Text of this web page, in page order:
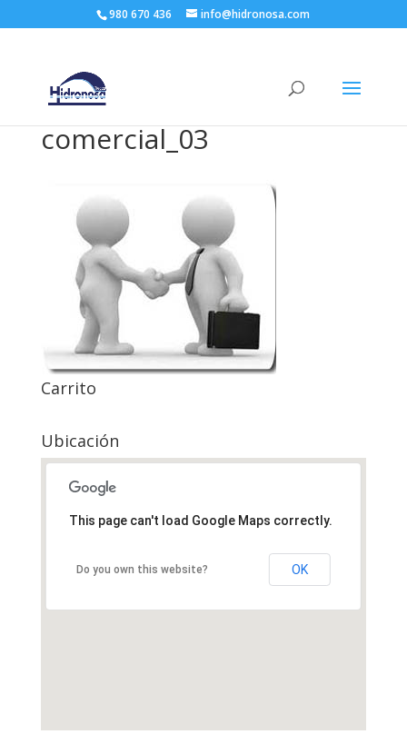
980 670 436 info@hidronosa.com
comercial_03
Carrito
Ubicación
This page can't load Google Maps correctly.
Do you own this website? OK